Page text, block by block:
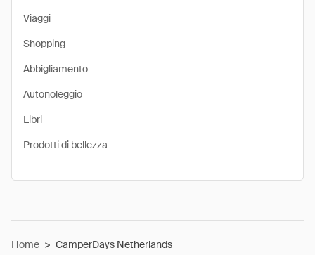
Viaggi
Shopping
Abbigliamento
Autonoleggio
Libri
Prodotti di bellezza
Home > CamperDays Netherlands